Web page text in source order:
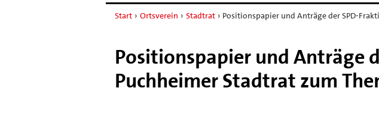
Start › Ortsverein › Stadtrat › Positionspapier und Anträge der SPD-
Positionspapier und Anträge
Puchheimer Stadtrat zum